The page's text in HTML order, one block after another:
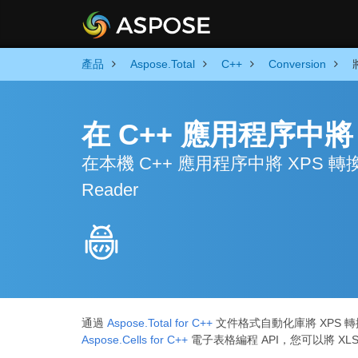
產品 Aspose.Total C++ Conversion
在 C++ 應用程序中
在本機 C++ 應用程序中將 XPS 轉
Reader
通過 Aspose.Total for C++ 文件格式自動化庫將 XPS
Aspose.Cells for C++ 電子表格編程 API，您可以將